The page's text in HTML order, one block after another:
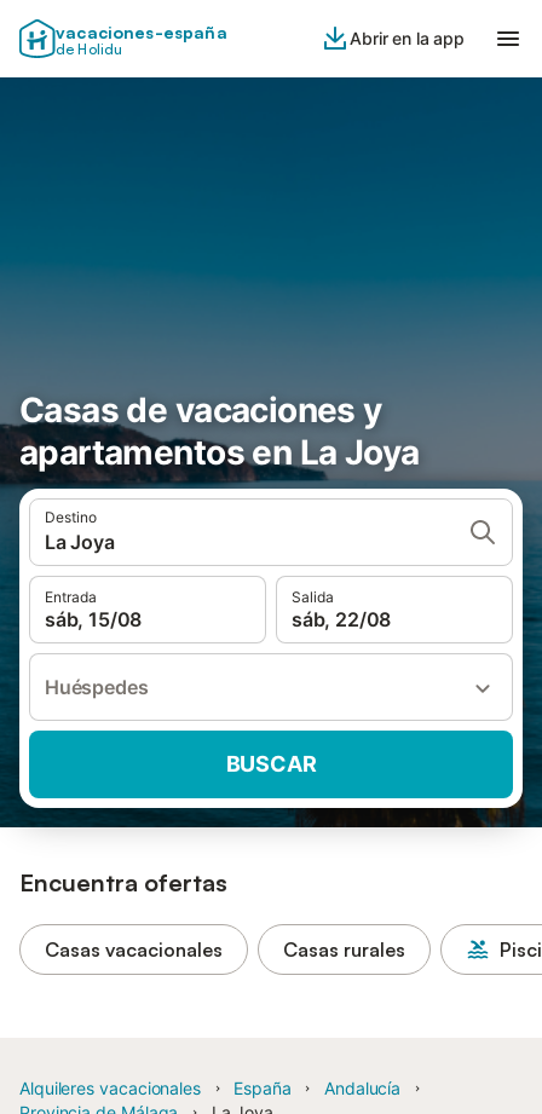
vacaciones-españa
de Holidu
Abrir en la app
Casas de vacaciones y
apartamentos en La Joya
Destino
La Joya
Entrada
sáb, 15/08
Salida
sáb, 22/08
Huéspedes
BUSCAR
Encuentra ofertas
Casas vacacionales Casas rurales
Alquileres vacacionales España
Andalucía